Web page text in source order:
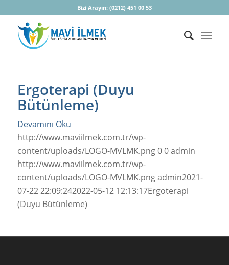
Bizi Arayın: (0212) 451 00 53
Ergoterapi (Duyu
Bütünleme)
Devamını Oku
http://www.maviilmek.com.tr/wp-
content/uploads/LOGO-MVLMK.png 0 0 admin
http://www.maviilmek.com.tr/wp-
content/uploads/LOGO-MVLMK.png admin2021-
07-22 22:09:242022-05-12 12:13:17Ergoterapi
(Duyu Bütünleme)